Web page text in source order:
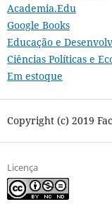
Academia.Edu
Google Books
Educação e
Ciências Políticas e
Em estoque
Copyright (c) 2019
Licença